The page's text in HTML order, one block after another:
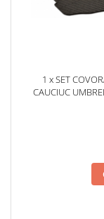
1 x SET
CAUCIUC